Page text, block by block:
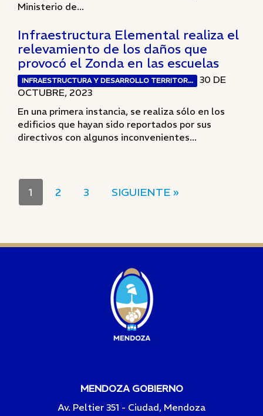
Ministerio de...
Infraestructura Elemental realiza el
relevamiento de los daños que
provocó el Zonda en las escuelas
INFRAESTRUCTURA Y DESARROLLO TERRITOR...
30 DE
OCTUBRE, 2023
En una primera instancia, se realiza sólo en los
edificios que hayan sido reportados por sus
directivos con algunos inconvenientes...
1 2 3 SIGUIENTE »
MENDOZA GOBIERNO
Av. Peltier 351 - Ciudad, Mendoza